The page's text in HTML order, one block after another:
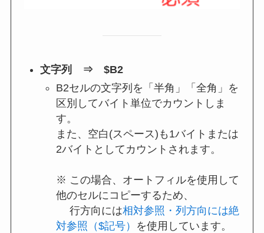
文字列 ⇒ $B2
B2セルの文字列を「半角」「全角」を
区別してバイト単位でカウントしま
す。
また、空白(スペース)も1バイトまたは
2バイトとしてカウントされます。
※ この場合、オートフィルを使用して
他のセルにコピーするため、
行方向には相対参照・列方向には絶
対参照（$記号） を使用しています。